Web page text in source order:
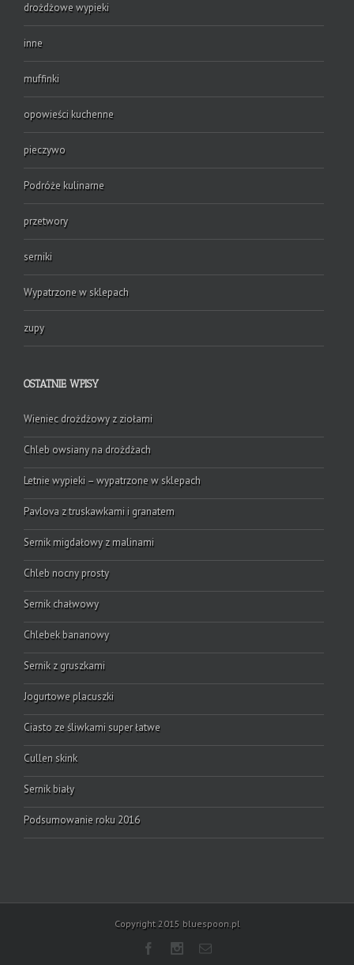
drożdżowe wypieki
inne
muffinki
opowieści kuchenne
pieczywo
Podróże kulinarne
przetwory
serniki
Wypatrzone w sklepach
zupy
OSTATNIE WPISY
Wieniec drożdżowy z ziołami
Chleb owsiany na drożdżach
Letnie wypieki – wypatrzone w sklepach
Pavlova z truskawkami i granatem
Sernik migdałowy z malinami
Chleb nocny prosty
Sernik chałwowy
Chlebek bananowy
Sernik z gruszkami
Jogurtowe placuszki
Ciasto ze śliwkami super łatwe
Cullen skink
Sernik biały
Podsumowanie roku 2016
Copyright 2015 bluespoon.pl